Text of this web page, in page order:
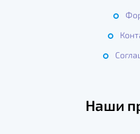
Наши